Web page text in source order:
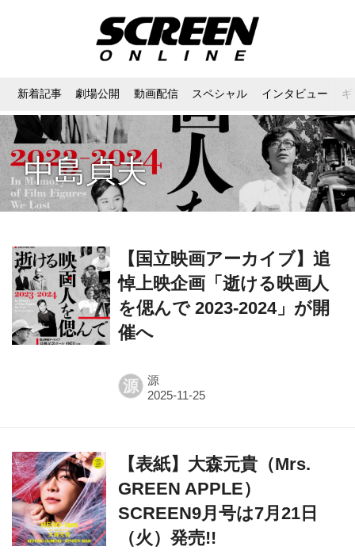
新着記事 劇場公開 動画配信 スペシャル インタビュー
中島貞夫
【国立映画アーカイブ】追
悼上映企画「逝ける映画人
を偲んで 2023-2024」が開
催へ
源 源
【表紙】大森元貴（Mrs.
GREEN APPLE）
SCREEN9月号は7月21日
（火）発売!!